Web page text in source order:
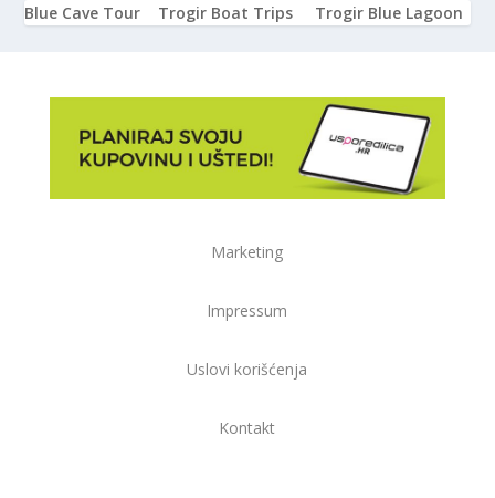
Blue Cave Tour Trogir Boat Trips Trogir Blue Lagoon
Marketing
Impressum
Uslovi korišćenja
Kontakt